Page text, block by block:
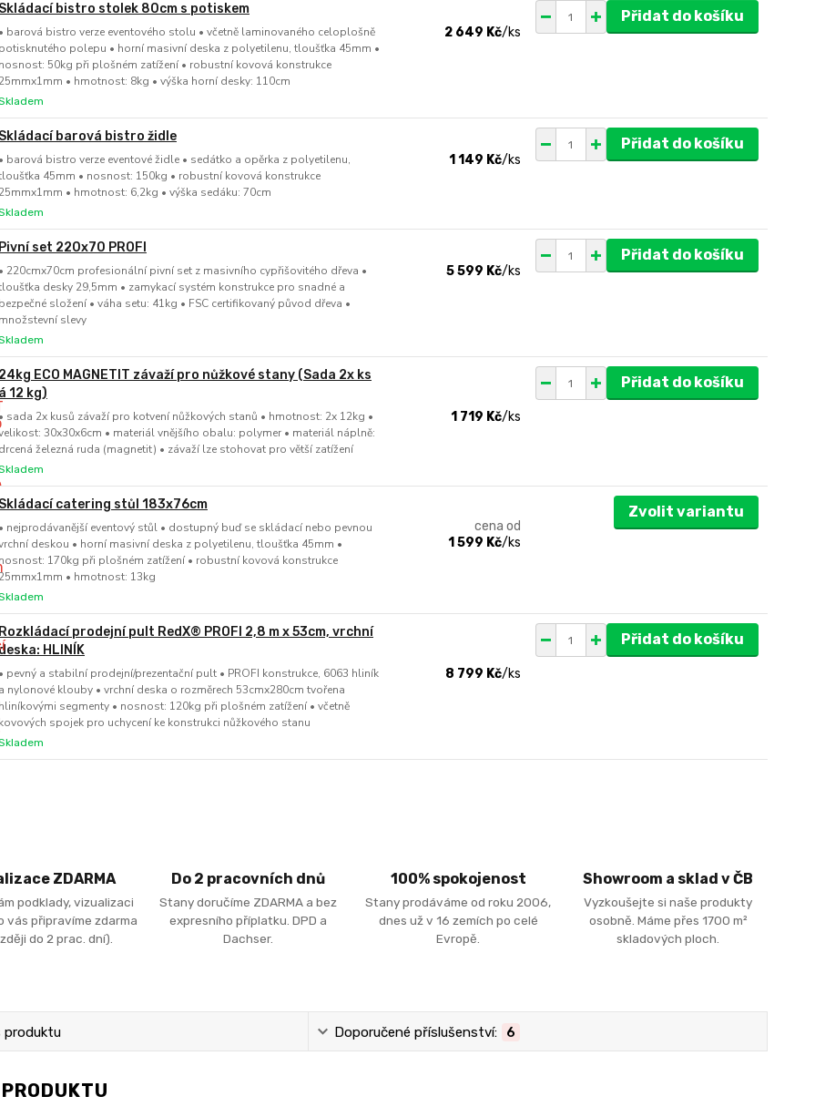
Skládací bistro stolek 80cm s potiskem
• barová bistro verze eventového stolu • včetně laminovaného celoplošně
potisknutého polepu • horní masivní deska z polyetilenu, tloušťka 45mm •
nosnost: 50kg při plošném zatížení • robustní kovová konstrukce
25mmx1mm • hmotnost: 8kg • výška horní desky: 110cm
2 649 Kč/ks
Přidat do košíku
Skládací barová bistro židle
• barová bistro verze eventové židle • sedátko a opěrka z polyetilenu,
45mm • nosnost: 150kg • robustní kovová konstrukce
25mmx1mm • hmotnost: 6,2kg • výška sedáku: 70cm
1 149 Kč/ks
Přidat do košíku
Pivní set 220x70 PROFI
• 220cmx70cm profesionální pivní set z masivního cypřišovitého dřeva •
desky 29,5mm • zamykací systém konstrukce pro snadné a
bezpečné složení • váha setu: 41kg • FSC certifikovaný původ dřeva •
množstevní slevy
5 599 Kč/ks
Přidat do košíku
24kg ECO MAGNETIT závaží pro nůžkové stany (Sada 2x ks
á 12 kg)
sada 2x kusů závaží pro kotvení nůžkových stanů • hmotnost: 2x 12kg •
30x30x6cm • materiál vnějšího obalu: polymer • materiál náplně:
drcená železná ruda (magnetit) • závaží lze stohovat pro větší zatížení
1 719 Kč/ks
Přidat do košíku
Skládací catering stůl 183x76cm
• nejprodávanější eventový stůl • dostupný buď se skládací nebo pevnou
deskou • horní masivní deska z polyetilenu, tloušťka 45mm •
nosnost: 170kg při plošném zatížení • robustní kovová konstrukce
• hmotnost: 13kg
cena od
1 599 Kč/ks
Zvolit variantu
Rozkládací prodejní pult RedX® PROFI 2,8 m x 53cm, vrchní
HLINÍK
• pevný a stabilní prodejní/prezentační pult • PROFI konstrukce, 6063 hliník
a nylonové klouby • vrchní deska o rozměrech 53cmx280cm tvořena
hliníkovými segmenty • nosnost: 120kg při plošném zatížení • včetně
kovových spojek pro uchycení ke konstrukci nůžkového stanu
8 799 Kč/ks
Přidat do košíku
ZDARMA
podklady, vizualizaci
vás připravíme zdarma
do 2 prac. dní).
Do 2 pracovních dnů
Stany doručíme ZDARMA a bez
expresního příplatku. DPD a
Dachser.
100% spokojenost
Stany prodáváme od roku 2006,
dnes už v 16 zemích po celé
Evropě.
Showroom a sklad v ČB
Vyzkoušejte si naše produkty
osobně. Máme přes 1700 m²
skladových ploch.
produktu Doporučené příslušenství: 6